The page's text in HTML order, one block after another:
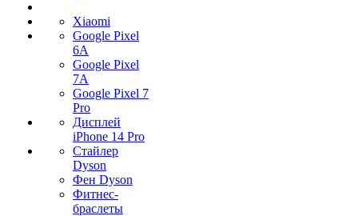
Xiaomi
Google Pixel
6A
Google Pixel
7А
Google Pixel 7
Pro
Дисплей
iPhone 14 Pro
Стайлер
Dyson
Фен Dyson
Фитнес-
браслеты